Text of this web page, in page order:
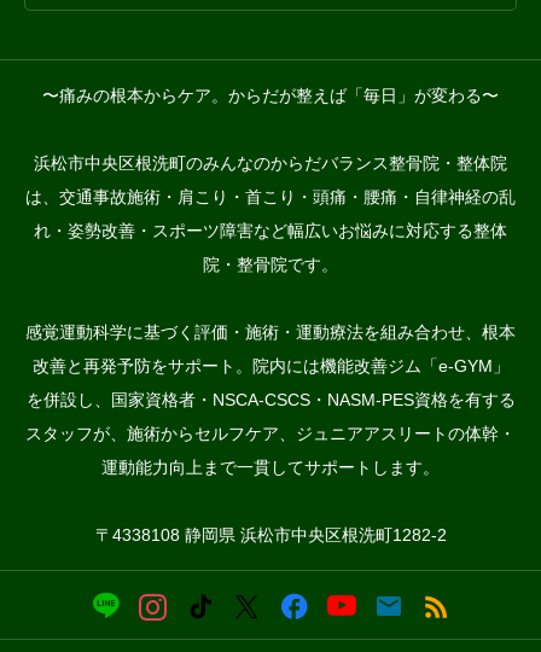
〜痛みの根本からケア。からだが整えば「毎日」が変わる〜
浜松市中央区根洗町のみんなのからだバランス整骨院・整体院
は、交通事故施術・肩こり・首こり・頭痛・腰痛・自律神経の乱
れ・姿勢改善・スポーツ障害など幅広いお悩みに対応する整体
院・整骨院です。
感覚運動科学に基づく評価・施術・運動療法を組み合わせ、根本
改善と再発予防をサポート。院内には機能改善ジム「e-GYM」
を併設し、国家資格者・NSCA-CSCS・NASM-PES資格を有する
スタッフが、施術からセルフケア、ジュニアアスリートの体幹・
運動能力向上まで一貫してサポートします。
〒4338108 静岡県 浜松市中央区根洗町1282-2